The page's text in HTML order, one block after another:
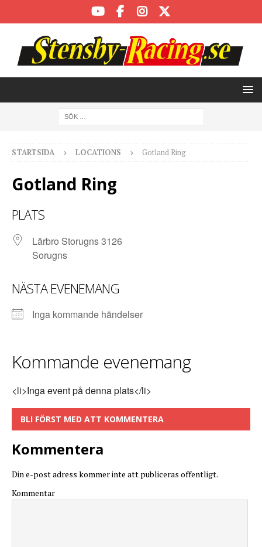
STARTSIDA LOCATIONS Gotland Ring
Gotland Ring
PLATS
Lärbro Storugns 3126
Sorugns
NÄSTA EVENEMANG
Inga kommande händelser
Kommande evenemang
<li>Inga event på denna plats</li>
BLI FÖRST MED ATT KOMMENTERA
Kommentera
Din e-post adress kommer inte att publiceras offentligt.
Kommentar